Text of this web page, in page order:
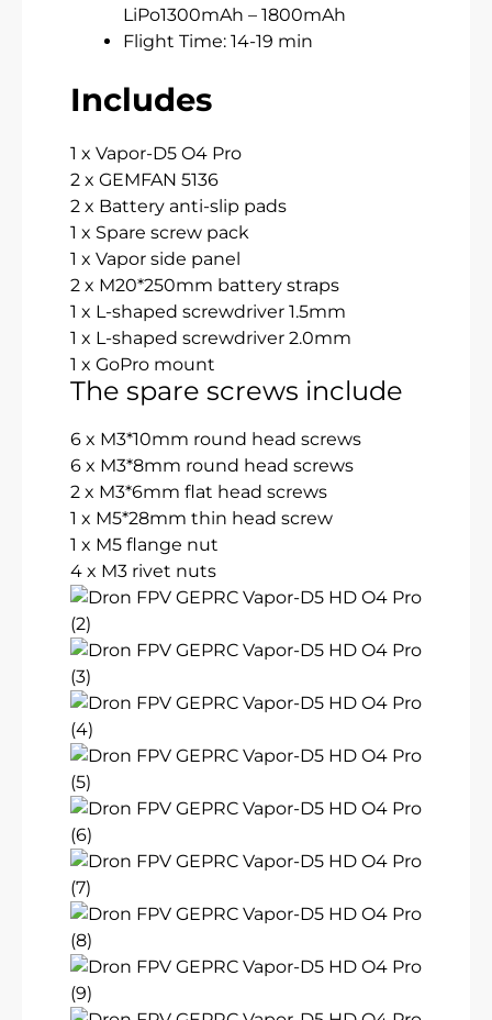
LiPo1300mAh – 1800mAh
Flight Time: 14-19 min
Includes
1 x Vapor-D5 O4 Pro
2 x GEMFAN 5136
2 x Battery anti-slip pads
1 x Spare screw pack
1 x Vapor side panel
2 x M20*250mm battery straps
1 x L-shaped screwdriver 1.5mm
1 x L-shaped screwdriver 2.0mm
1 x GoPro mount
The spare screws include
6 x M3*10mm round head screws
6 x M3*8mm round head screws
2 x M3*6mm flat head screws
1 x M5*28mm thin head screw
1 x M5 flange nut
4 x M3 rivet nuts